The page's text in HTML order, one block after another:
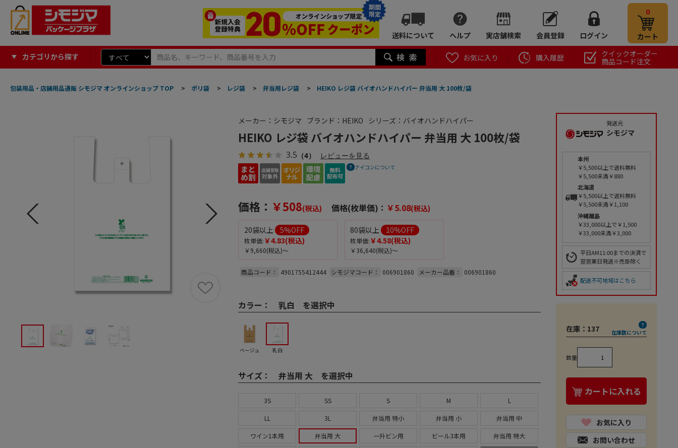
期間
限定
送料について ヘルプ 実店舗検索 会員登録 ログイン
0
カート
カテゴリから探す お気に入り 購入履歴
クイックオーダー
商品コード注文
包装用品・店舗用品通販 シモジマ オンラインショップ TOP > ポリ袋 > レジ袋 > 弁当用レジ袋 > HEIKO レジ袋 バイオハンドハイパー 弁当用 大 100枚/袋
メーカー：シモジマ ブランド：HEIKO シリーズ：バイオハンドハイパー
HEIKO レジ袋 バイオハンドハイパー 弁当用 大 100枚/袋
3.5 （4） レビューを見る
アイコンについて
価格： ￥508(税込) 価格(枚単価)： ￥5.08(税込)
20袋以上 5%OFF
枚単価:￥4.83(税込)
￥9,660(税込)～
80袋以上 10%OFF
枚単価:￥4.58(税込)
￥36,640(税込)～
商品コード： 4901755412444 シモジマコード： 006901860 メーカー品番： 006901860
カラー： 乳白 を選択中
ベージュ 乳白
サイズ： 弁当用 大 を選択中
3S SS S M L
LL 3L 弁当用 特小 弁当用 小 弁当用 中
ワイン1本用 弁当用 大 一升ビン用 ビール3本用 弁当用 特大
発送元
シモジマ
本州
￥5,500以上で送料無料
￥5,500未満￥880
北海道
￥5,500以上で送料無料
￥5,500未満￥1,100
沖縄離島
￥33,000以上で￥1,500
￥33,000未満￥3,000
平日AM11:00までの決済で
翌営業日発送※売掛除く
配送不可地域はこちら
在庫： 137 在庫数について
数量
カートに入れる
お気に入り
お問い合わせ